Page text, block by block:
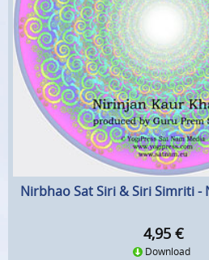
Nirbhao Sat Siri & Siri Simriti -
4,95 €
Download